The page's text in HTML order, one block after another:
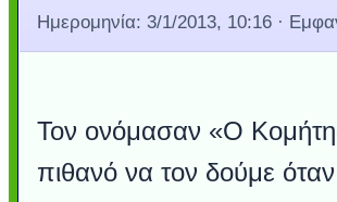
Ημερομηνία: 3/1/2013, 10:16 ·
Τον ονόμασαν «Ο
πιθανό να τον δούμε